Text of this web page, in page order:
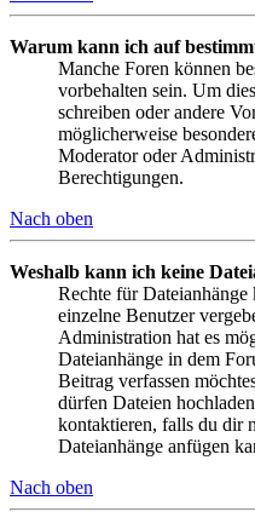
Warum kann ich auf
Manche Foren können
vorbehalten sein. Um
schreiben oder andere
möglicherweise
Moderator oder
Berechtigungen.
Nach oben
Weshalb kann ich keine
Rechte für
einzelne Benutzer
Administration hat es
Dateianhänge in dem
Beitrag verfassen
dürfen Dateien
kontaktieren, falls du dir
Dateianhänge anfügen
Nach oben